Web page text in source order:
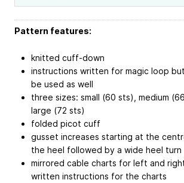
Pattern features:
knitted cuff-down
instructions written for magic loop
be used as well
three sizes: small (60 sts), medium
large (72 sts)
folded picot cuff
gusset increases starting at the
the heel followed by a wide heel turn
mirrored cable charts for left and
written instructions for the charts